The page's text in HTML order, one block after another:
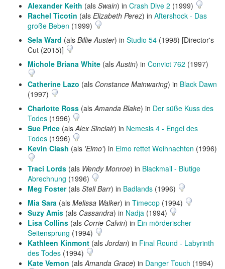
Alexander Keith (als Swain) in Crash Dive 2 (1999)
Rachel Ticotin (als Elizabeth Perez) in Aftershock - Das
große Beben (1999)
Sela Ward (als Billie Auster) in Studio 54 (1998) [Director's
Cut (2015)]
Michole Briana White (alsAustin) in Convict 762 (1997)
Catherine Lazo (als Constance Mainwaring) in Black Dawn
(1997)
Charlotte Ross (alsAmanda Blake) in Der süße Kuss des
Todes (1996)
Sue Price (alsAlex Sinclair) in Nemesis 4 - Engel des
Todes (1996)
Kevin Clash (als 'Elmo') in Elmo rettet Weihnachten (1996)
Traci Lords (als Wendy Monroe) in Blackmail - Blutige
Abrechnung (1996)
Meg Foster(als Stell Barr) in Badlands (1996)
Mia Sara (als Melissa Walker) in Timecop (1994)
Suzy Amis (als Cassandra) in Nadja (1994)
Lisa Collins (als Corrie Calvin) in Ein mörderischer
Seitensprung (1994)
Kathleen Kinmont (als Jordan) in Final Round - Labyrinth
des Todes (1994)
Kate Vernon (alsAmanda Grace) in Danger Touch (1994)